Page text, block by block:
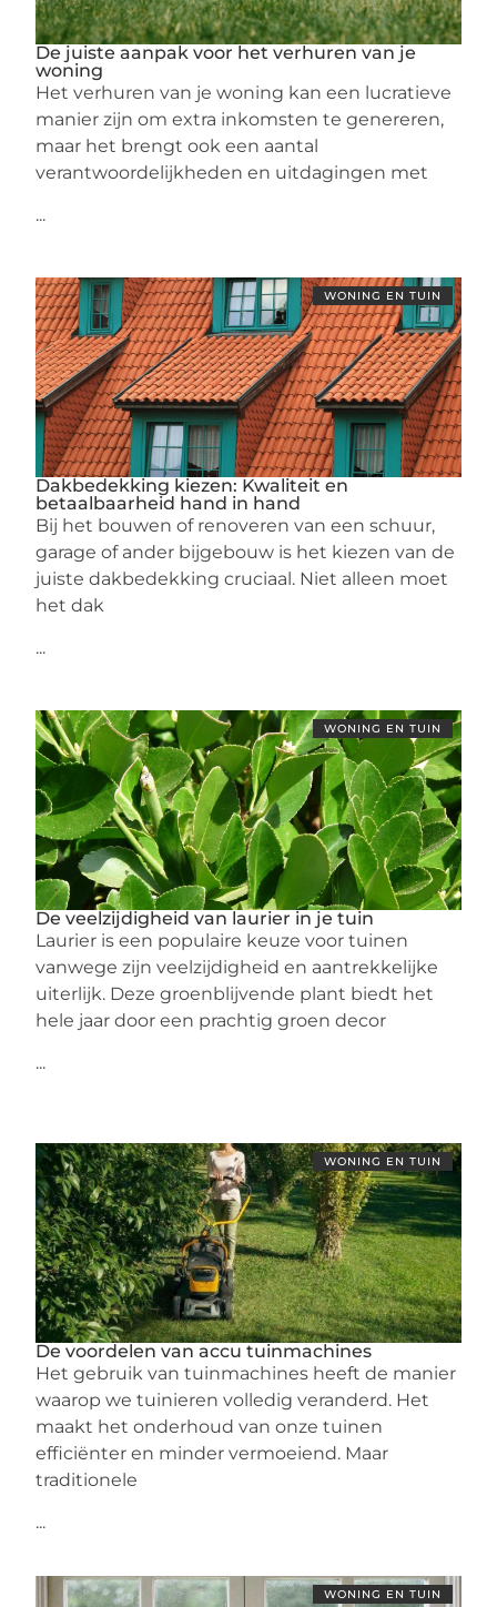
De juiste aanpak voor het verhuren van je
woning
Het verhuren van je woning kan een lucratieve
manier zijn om extra inkomsten te genereren,
maar het brengt ook een aantal
verantwoordelijkheden en uitdagingen met
...
WONING EN TUIN
Dakbedekking kiezen: Kwaliteit en
betaalbaarheid hand in hand
Bij het bouwen of renoveren van een schuur,
garage of ander bijgebouw is het kiezen van de
juiste dakbedekking cruciaal. Niet alleen moet
het dak
...
WONING EN TUIN
De veelzijdigheid van laurier in je tuin
Laurier is een populaire keuze voor tuinen
vanwege zijn veelzijdigheid en aantrekkelijke
uiterlijk. Deze groenblijvende plant biedt het
hele jaar door een prachtig groen decor
...
WONING EN TUIN
De voordelen van accu tuinmachines
Het gebruik van tuinmachines heeft de manier
waarop we tuinieren volledig veranderd. Het
maakt het onderhoud van onze tuinen
efficiënter en minder vermoeiend. Maar
traditionele
...
WONING EN TUIN